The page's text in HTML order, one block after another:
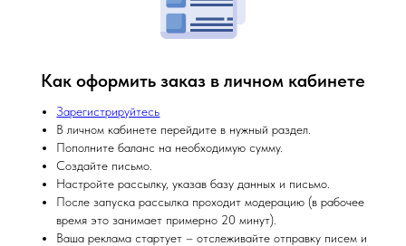
Как оформить заказ в личном кабинете
Зарегистрируйтесь
В личном кабинете перейдите в нужный раздел.
Пополните баланс на необходимую сумму.
Создайте письмо.
Настройте рассылку, указав базу данных и письмо.
После запуска рассылка проходит модерацию (в рабочее
время это занимает примерно 20 минут).
Ваша реклама стартует – отслеживайте отправку писем и